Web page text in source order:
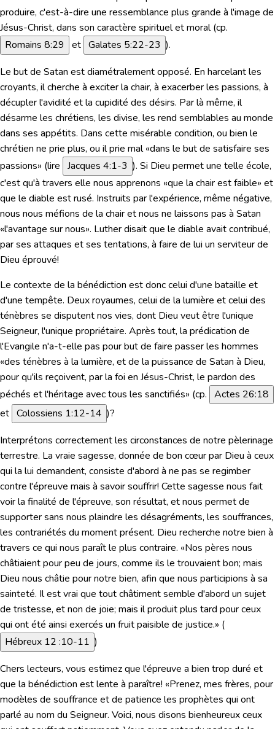
produire, c'est-à-dire une ressemblance plus grande à l'image de
Jésus-Christ, dans son caractère spirituel et moral (cp.
Romains 8:29
et Galates 5:22-23 ).
Le but de Satan est diamétralement opposé. En harcelant les
croyants, il cherche à exciter la chair, à exacerber les passions, à
décupler l'avidité et la cupidité des désirs. Par là même, il
désarme les chrétiens, les divise, les rend semblables au monde
dans ses appétits. Dans cette misérable condition, ou bien le
chrétien ne prie plus, ou il prie mal «dans le but de satisfaire ses
passions» (lire Jacques 4:1-3 ). Si Dieu permet une telle école,
c'est qu'à travers elle nous apprenons «que la chair est faible» et
que le diable est rusé. Instruits par l'expérience, même négative,
nous nous méfions de la chair et nous ne laissons pas à Satan
«l'avantage sur nous». Luther disait que le diable avait contribué,
par ses attaques et ses tentations, à faire de lui un serviteur de
Dieu éprouvé!
Le contexte de la bénédiction est donc celui d'une bataille et
d'une tempête. Deux royaumes, celui de la lumière et celui des
ténèbres se disputent nos vies, dont Dieu veut être l'unique
Seigneur, l'unique propriétaire. Après tout, la prédication de
l'Evangile n'a-t-elle pas pour but de faire passer les hommes
«des ténèbres à la lumière, et de la puissance de Satan à Dieu,
pour qu'ils reçoivent, par la foi en Jésus-Christ, le pardon des
péchés et l'héritage avec tous les sanctifiés» (cp. Actes 26:18
et Colossiens 1:12-14 )?
Interprétons correctement les circonstances de notre pèlerinage
terrestre. La vraie sagesse, donnée de bon cœur par Dieu à ceux
qui la lui demandent, consiste d'abord à ne pas se regimber
contre l'épreuve mais à savoir souffrir! Cette sagesse nous fait
voir la finalité de l'épreuve, son résultat, et nous permet de
supporter sans nous plaindre les désagréments, les souffrances,
les contrariétés du moment présent. Dieu recherche notre bien à
travers ce qui nous paraît le plus contraire. «Nos pères nous
châtiaient pour peu de jours, comme ils le trouvaient bon; mais
Dieu nous châtie pour notre bien, afin que nous participions à sa
sainteté. Il est vrai que tout châtiment semble d'abord un sujet
de tristesse, et non de joie; mais il produit plus tard pour ceux
qui ont été ainsi exercés un fruit paisible de justice.» (
Hébreux 12 :10-11 )
Chers lecteurs, vous estimez que l'épreuve a bien trop duré et
que la bénédiction est lente à paraître! «Prenez, mes frères, pour
modèles de souffrance et de patience les prophètes qui ont
parlé au nom du Seigneur. Voici, nous disons bienheureux ceux